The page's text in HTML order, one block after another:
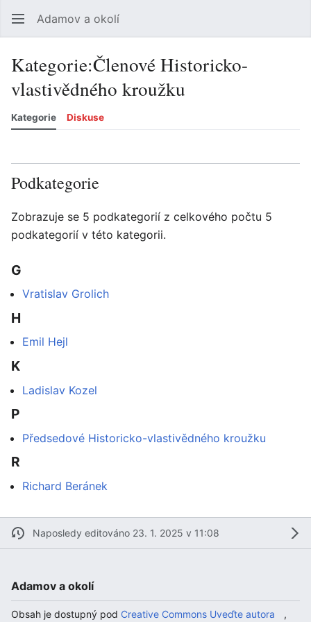
Adamov a okolí
Kategorie:Členové Historicko-
vlastivědného kroužku
Kategorie Diskuse
Podkategorie
Zobrazuje se 5 podkategorií z celkového počtu 5
podkategorií v této kategorii.
G
Vratislav Grolich
H
Emil Hejl
K
Ladislav Kozel
P
Předsedové Historicko-vlastivědného kroužku
R
Richard Beránek
Naposledy editováno 23. 1. 2025 v 11:08
Adamov a okolí
Obsah je dostupný pod Creative Commons Uveďte autora
,